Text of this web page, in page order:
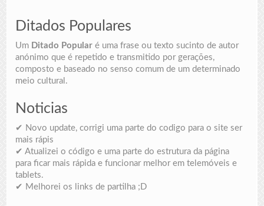
Ditados Populares
Um Ditado Popular é uma frase ou texto sucinto de autor
anónimo que é repetido e transmitido por gerações,
composto e baseado no senso comum de um determinado
meio cultural.
Noticias
✔ Novo update, corrigi uma parte do codigo para o site ser
mais rápis
✔ Atualizei o código e uma parte do estrutura da página
para ficar mais rápida e funcionar melhor em telemóveis e
tablets.
✔ Melhorei os links de partilha ;D